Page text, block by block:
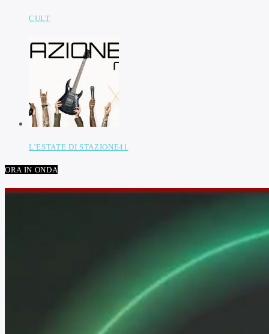
CULT
L’ESTATE DI STAZIONE41
ORA IN ONDA